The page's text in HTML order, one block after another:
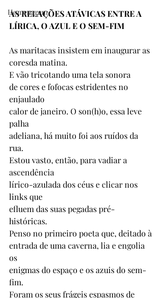
Homenagem
AS RELAÇÕES ATÁVICAS ENTRE A
LÍRICA, O AZUL E O SEM-FIM
As maritacas insistem em inaugurar as
coresda matina.
E vão tricotando uma tela sonora
de cores e fofocas estridentes no
enjaulado
calor de janeiro. O son(h)o, essa leve
palha
adeliana, há muito foi aos ruídos da
rua.
Estou vasto, então, para vadiar a
ascendência
lírico-azulada dos céus e clicar nos
links que
efluem das suas pegadas pré-
históricas.
Penso no primeiro poeta que, deitado à
entrada de uma caverna, lia e engolia
os
enigmas do espaço e os azuis do sem-
fim.
Foram os seus frágeis espasmos de